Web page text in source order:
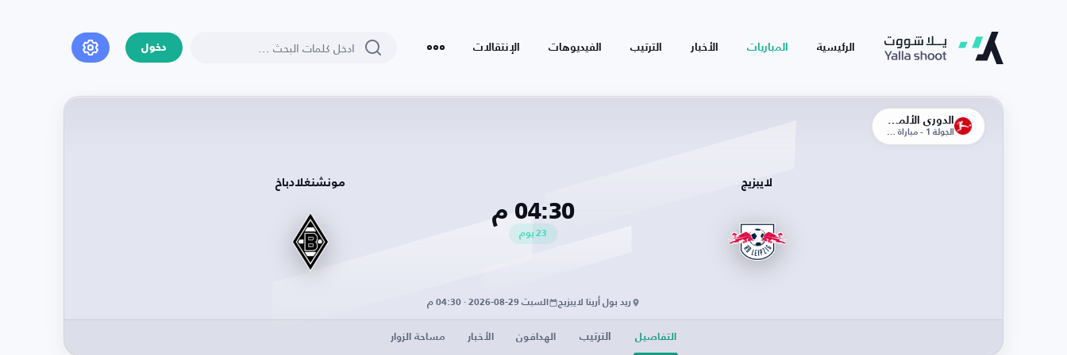
الرئيسية المباريات الأخبار الترتيب الفيديوهات الإنتقالات دخول
الجولة 1 - مباراة الذهاب
لايبزيج
04:30 م
23 يوم
مونشنغلادباخ
ريد بول أرينا لايبزيج السبت 29-08-2026 · 04:30 م
التفاصيل الترتيب الهدافون الأخبار مساحة الزوار